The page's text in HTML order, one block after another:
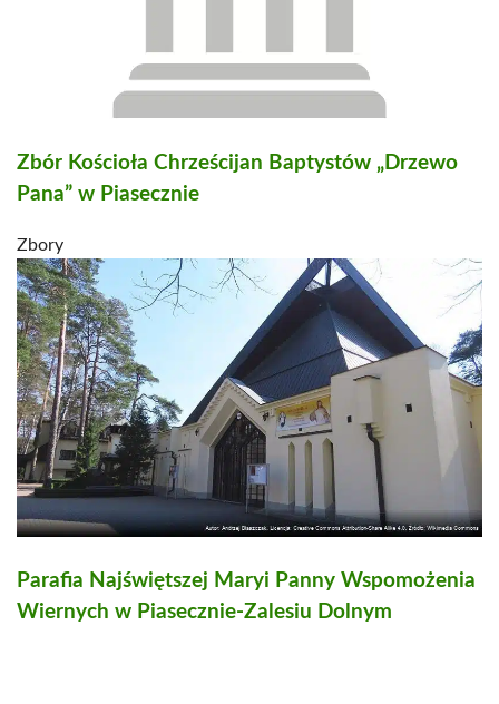
Zbór Kościoła Chrześcijan Baptystów „Drzewo
Pana” w Piasecznie
Zbory
Parafia Najświętszej Maryi Panny Wspomożenia
Wiernych w Piasecznie-Zalesiu Dolnym